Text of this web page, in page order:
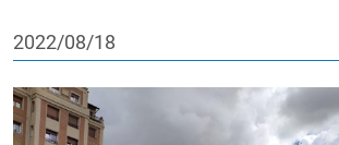
2022/08/18